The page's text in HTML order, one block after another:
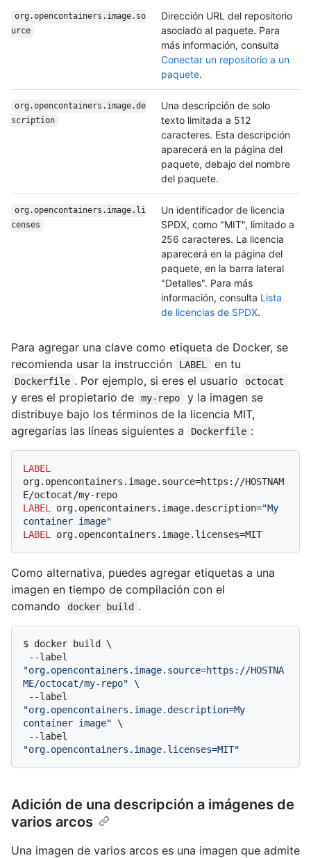
org.opencontainers.image.so
urce
Dirección URL del repositorio
asociado al paquete. Para
más información, consulta
Conectar un repositorio a un
paquete.
org.opencontainers.image.de
scription
Una descripción de solo
texto limitada a 512
caracteres. Esta descripción
aparecerá en la página del
paquete, debajo del nombre
del paquete.
org.opencontainers.image.li
censes
Un identificador de licencia
SPDX, como "MIT", limitado a
256 caracteres. La licencia
aparecerá en la página del
paquete, en la barra lateral
"Detalles". Para más
información, consulta Lista
de licencias de SPDX.
Para agregar una clave como etiqueta de Docker, se
recomienda usar la instrucción
LABEL en tu
Dockerfile . Por ejemplo, si eres el usuario octocat
y eres el propietario de my-repo
y la imagen se
distribuye bajo los términos de la licencia MIT,
agregarías las líneas siguientes a
Dockerfile :
LABEL
org.opencontainers.image.source=https://HOSTNAM
E/octocat/my-repo
LABEL
org.opencontainers.image.description="My
container image"
LABEL
org.opencontainers.image.licenses=MIT
Como alternativa, puedes agregar etiquetas a una
imagen en tiempo de compilación con el
comando
docker build .
$ docker build \
"org.opencontainers.image.source=https://HOSTNA
ME/octocat/my-repo" \
"org.opencontainers.image.description=My
container image" \
"org.opencontainers.image.licenses=MIT"
Adición de una descripción a imágenes de
varios arcos
Una imagen de varios arcos es una imagen que admite